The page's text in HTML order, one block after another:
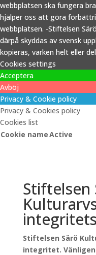
webbplatsen ska fungera
hjälper oss att göra
webbplatsen. -Stiftelsen
därpå skyddas av svensk
kopieras, varken helt eller
Cookies settings
Acceptera
Avböj
Privacy & Cookie policy
Privacy & Cookies policy
Cookies list
Cookie nameActive
Stiftelsen
Stiftelsen Särö
integritet.